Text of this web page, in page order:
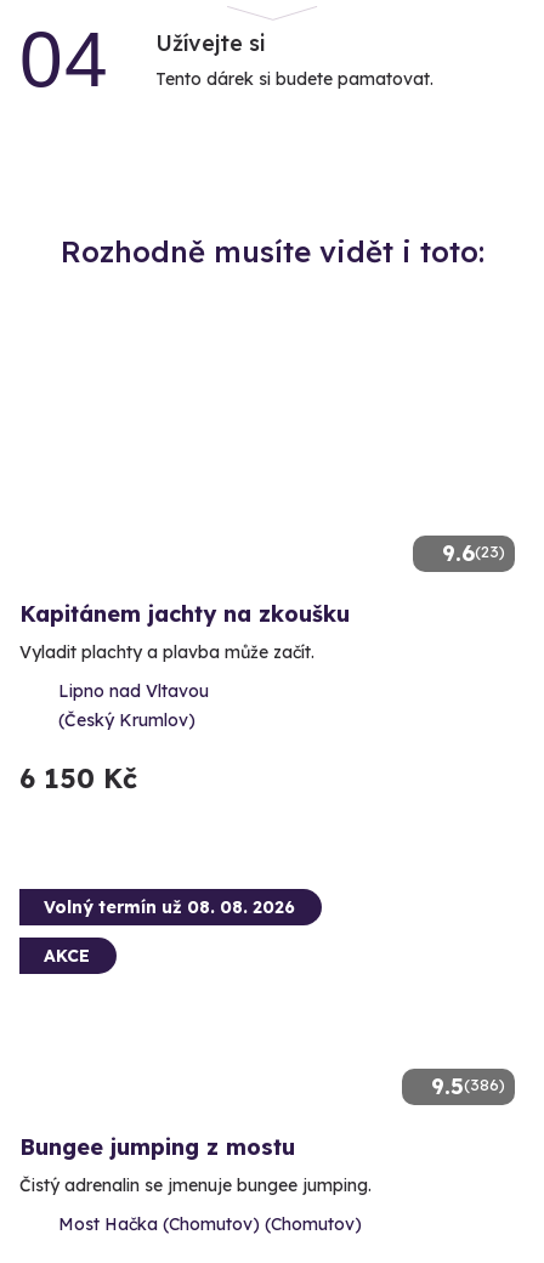
04
Užívejte si
Tento dárek si budete pamatovat.
Rozhodně musíte vidět i toto:
9.6(23)
Kapitánem jachty na zkoušku
Vyladit plachty a plavba může začít.
Lipno nad Vltavou
(Český Krumlov)
6 150 Kč
9.5(386)
Volný termín už 08. 08. 2026
AKCE
Bungee jumping z mostu
Čistý adrenalin se jmenuje bungee jumping.
Most Hačka (Chomutov) (Chomutov)